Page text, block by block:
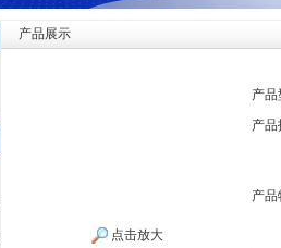
产品展示
点击放大
产品
产品
产品